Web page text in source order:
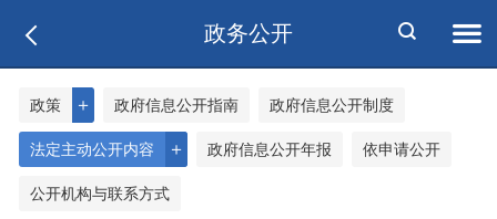
政务公开
＋
政策 政府信息公开指南 政府信息公开制度
＋
法定主动公开内容 政府信息公开年报 依申请公开
公开机构与联系方式